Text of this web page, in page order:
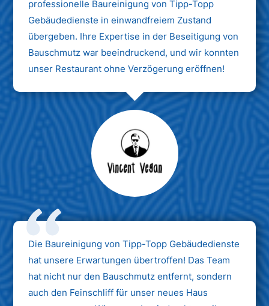
professionelle Baureinigung von Tipp-Topp
Gebäudedienste in einwandfreiem Zustand
übergeben. Ihre Expertise in der Beseitigung von
Bauschmutz war beeindruckend, und wir konnten
unser Restaurant ohne Verzögerung eröffnen!
Max Mustermann
Unternehmen AG
Die Baureinigung von Tipp-Topp Gebäudedienste
hat unsere Erwartungen übertroffen! Das Team
hat nicht nur den Bauschmutz entfernt, sondern
auch den Feinschliff für unser neues Haus